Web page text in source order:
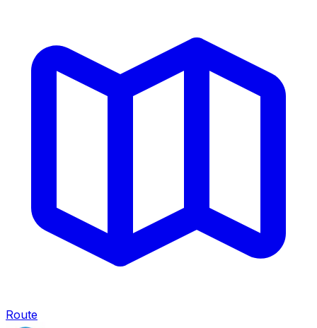
Route